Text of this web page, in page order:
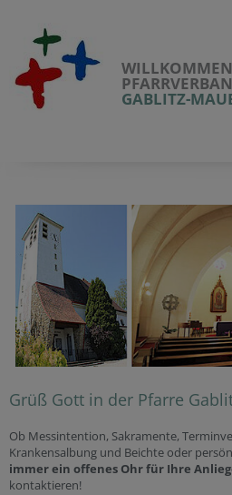
GABLITZ-
Grüß Gott in der Pfarre
Ob Messintention, Sakramente,
Krankensalbung und Beichte oder
immer ein offenes Ohr für Ihre
kontaktieren!